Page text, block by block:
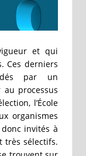
et qui
Ces derniers
par un
au processus
l’École
organismes
invités à
très sélectifs.